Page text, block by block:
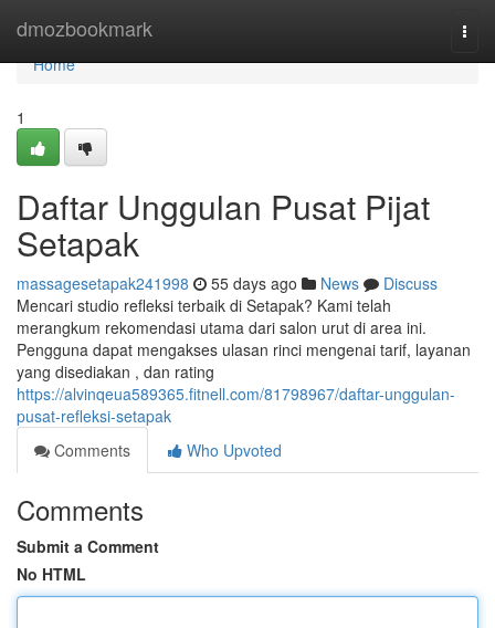
dmozbookmark
Home
Home
1
Daftar Unggulan Pusat Pijat
Setapak
massagesetapak241998 55 days ago News
Discuss
Mencari studio refleksi terbaik di Setapak? Kami telah
merangkum rekomendasi utama dari salon urut di area ini.
Pengguna dapat mengakses ulasan rinci mengenai tarif, layanan
yang disediakan , dan rating
https://alvinqeua589365.fitnell.com/81798967/daftar-unggulan-
pusat-refleksi-setapak
Comments
Who Upvoted
Comments
Submit a Comment
No HTML